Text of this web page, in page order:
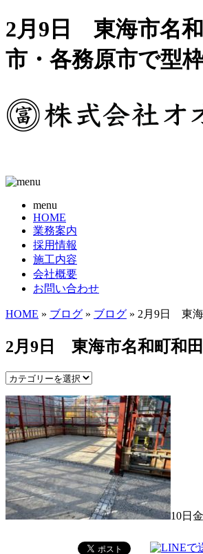
2月9日 東海市名
市・各務原市で型
menu
HOME
業務案内
採用情報
施工内容
会社概要
お問い合わせ
HOME » ブログ » ブログ » 2月9日 東
2月9日 東海市名和町和
10日